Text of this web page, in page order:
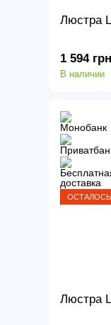
Люстра
1 594 грн
В наличии
ОСТАЛОСЬ
Люстра